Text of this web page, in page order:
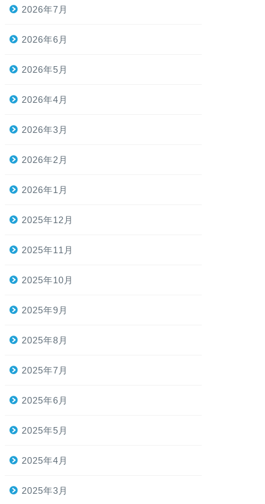
2026年7月
2026年6月
2026年5月
2026年4月
2026年3月
2026年2月
2026年1月
2025年12月
2025年11月
2025年10月
2025年9月
2025年8月
2025年7月
2025年6月
2025年5月
2025年4月
2025年3月